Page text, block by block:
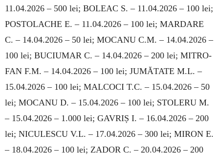
11.04.2026 – 500 lei; BOLEAC S. – 11.04.2026 – 100 lei;
POSTOLACHE E. – 11.04.2026 – 100 lei; MARDARE
C. – 14.04.2026 – 50 lei; MOCANU C.M. – 14.04.2026 –
100 lei; BU­CIUMAR C. – 14.04.2026 – 200 lei; MI­TRO­
FAN F.M. – 14.04.2026 – 100 lei; JUMĂTATE M.L. –
15.04.2026 – 100 lei; MALCOCI T.C. – 15.04.2026 – 50
lei; MOCANU D. – 15.04.2026 – 100 lei; STOLERU M.
– 15.04.2026 – 1.000 lei; GAVRIȘ I. – 16.04.2026 – 200
lei; NICULESCU V.L. – 17.04.2026 – 300 lei; MIRON E.
– 18.04.2026 – 100 lei; ZADOR C. – 20.04.2026 – 200